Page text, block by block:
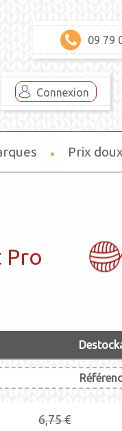
09 79
Connexion
Prix doux
Pro
6,75 €